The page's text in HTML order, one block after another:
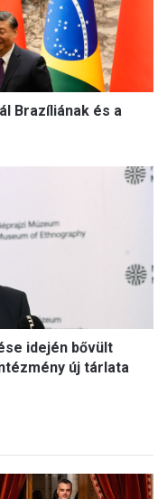
Brazíliának és a
idején bővült
új tárlata